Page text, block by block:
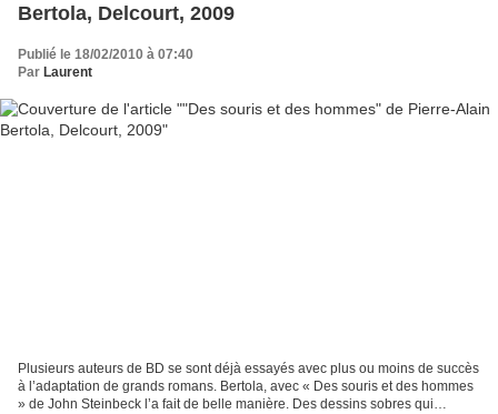
Bertola, Delcourt, 2009
Publié le 18/02/2010 à 07:40
Par Laurent
Plusieurs auteurs de BD se sont déjà essayés avec plus ou moins de succès
à l’adaptation de grands romans. Bertola, avec « Des souris et des hommes
» de John Steinbeck l’a fait de belle manière. Des dessins sobres qui